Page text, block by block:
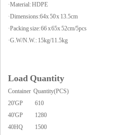
·Material: HDPE
·Dimensions:64x 50 x 13.5cm
·Packing size: 66 x 65x 52cm/5pcs
·G.W/N.W.: 15kg/11.5kg
Load Quantity
Container Quantity(PCS)
20'GP 610
40'GP 1280
40HQ 1500